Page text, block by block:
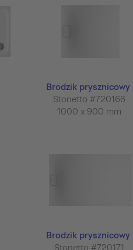
Brodzik prysznicowy
Stonetto #720166
1000 x 900 mm
Brodzik prysznicowy
Stonetto #720171